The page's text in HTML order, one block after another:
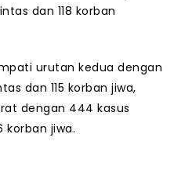
dan 118 korban
urutan kedua dengan
dan 115 korban jiwa,
dengan 444 kasus
korban jiwa.